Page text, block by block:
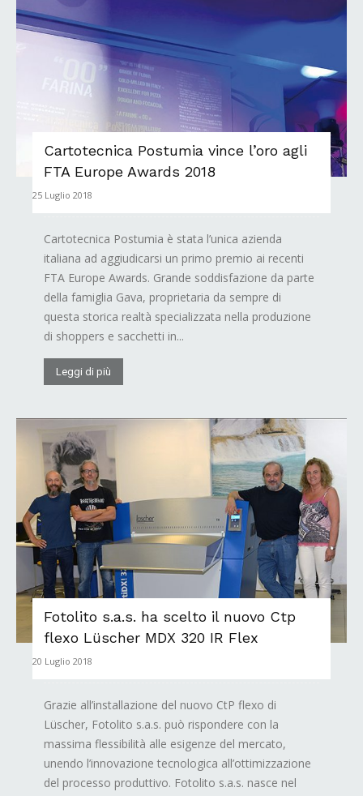
Cartotecnica Postumia vince l’oro agli
FTA Europe Awards 2018
25 Luglio 2018
Cartotecnica Postumia è stata l’unica azienda
italiana ad aggiudicarsi un primo premio ai recenti
FTA Europe Awards. Grande soddisfazione da parte
della famiglia Gava, proprietaria da sempre di
questa storica realtà specializzata nella produzione
di shoppers e sacchetti in...
Leggi di più
Fotolito s.a.s. ha scelto il nuovo Ctp
flexo Lüscher MDX 320 IR Flex
20 Luglio 2018
Grazie all’installazione del nuovo CtP flexo di
Lüscher, Fotolito s.a.s. può rispondere con la
massima flessibilità alle esigenze del mercato,
unendo l’innovazione tecnologica all’ottimizzazione
del processo produttivo. Fotolito s.a.s. nasce nel